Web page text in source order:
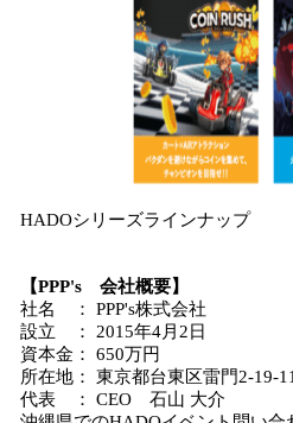
HADOシリーズラインナップ
【PPP's 会社概要】
社名 ： PPP's株式会社
設立 ： 2015年4月2日
資本金： 650万円
所在地： 東京都台東区雷門2-19-
代表 ： CEO 石山 大介